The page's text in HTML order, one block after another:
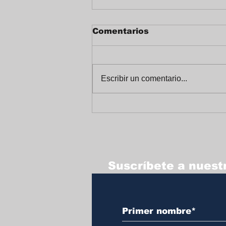
Comentarios
Escribir un comentario...
Suscríbete a